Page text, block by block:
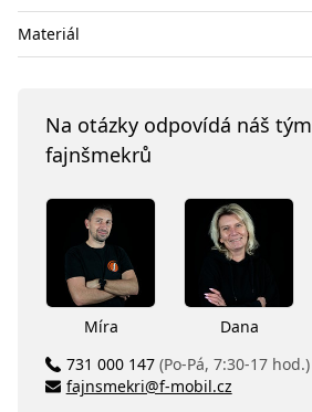
Materiál
Na otázky odpovídá náš tým
fajnšmekrů
Míra
Dana
731 000 147 (Po-Pá, 7:30-17 hod.)
fajnsmekri@f-mobil.cz